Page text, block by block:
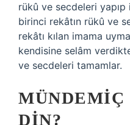
rükû ve secdeleri
birinci rekâtın rükû ve
rekâtı kılan imama
kendisine selâm
ve secdeleri tamamlar.
MÜNDEMIÇ
DIN?